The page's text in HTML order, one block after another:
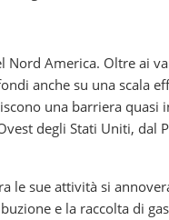
America. Oltre ai
anche su una scala
una barriera quasi
degli Stati Uniti, dal
le sue attività si
e la raccolta di